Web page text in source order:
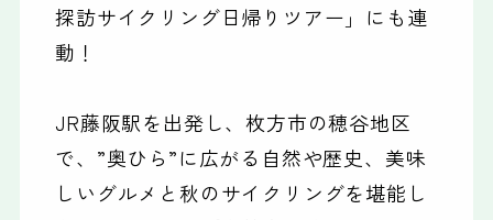
探訪サイクリング日帰りツアー」にも連
動！
JR藤阪駅を出発し、枚方市の穂谷地区
で、”奥ひら”に広がる自然や歴史、美味
しいグルメと秋のサイクリングを堪能し